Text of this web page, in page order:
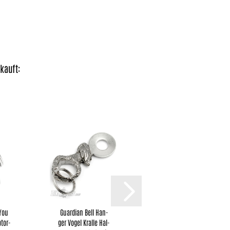
Guar­di­an Bell Han­
ger Vogel Kral­le Hal­